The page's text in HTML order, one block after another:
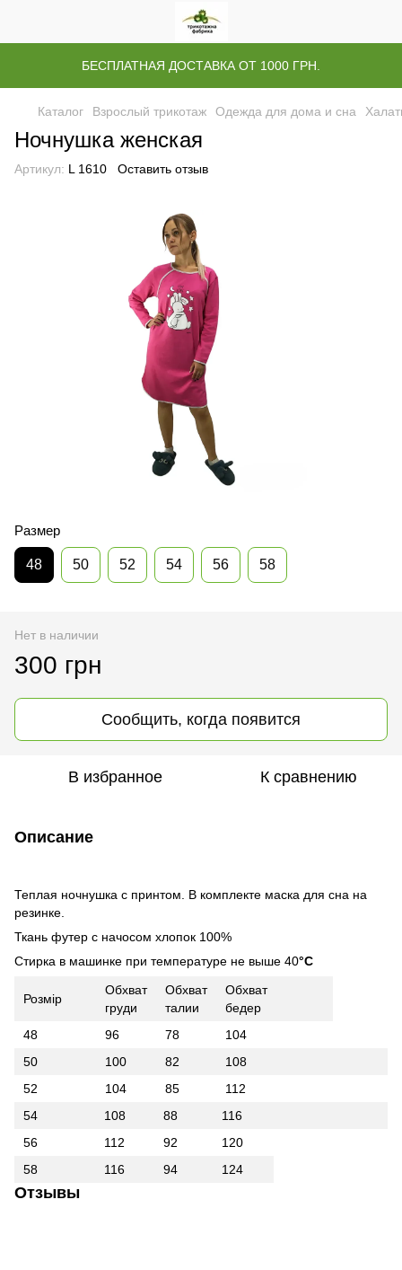
БЕСПЛАТНАЯ ДОСТАВКА ОТ 1000 ГРН.
Каталог Взрослый трикотаж Одежда для дома и сна
Ночнушка женская
Артикул: L 1610 Оставить отзыв
Размер
48 50 52 54 56 58
Нет в наличии
300 грн
Сообщить, когда появится
В избранное К сравнению
Описание
Теплая ночнушка с принтом. В комплекте маска для сна на
резинке.
Ткань футер с начосом хлопок 100%
Стирка в машинке при температуре не выше 40°С
Розмір
Обхват
груди
Обхват
талии
Обхват
бедер
48
96 78
104
50
100 82
108
52
104 85
112
54
108 88
116
56
112 92
120
58
116 94 124
Отзывы